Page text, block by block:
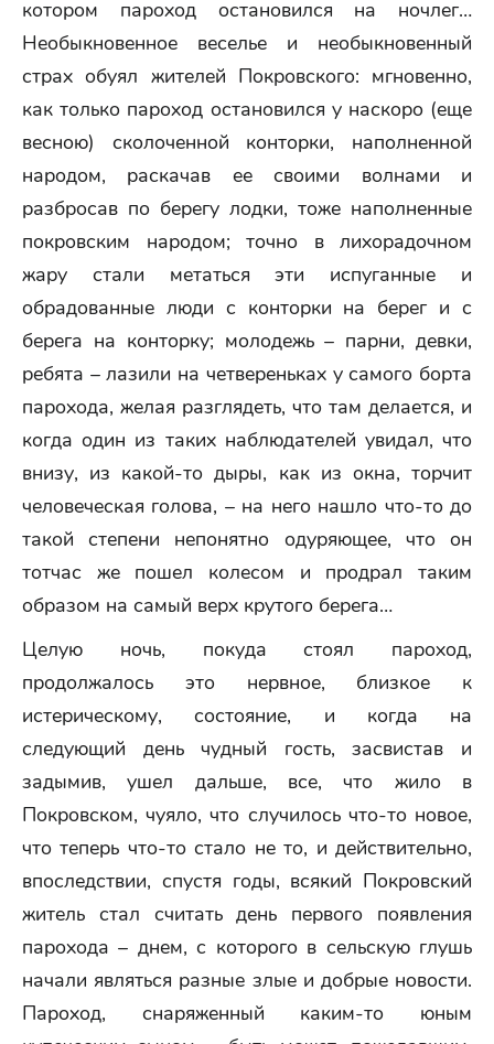
котором пароход остановился на ночлег…
Необыкновенное веселье и необыкновенный
страх обуял жителей Покровского: мгновенно,
как только пароход остановился у наскоро (еще
весною) сколоченной конторки, наполненной
народом, раскачав ее своими волнами и
разбросав по берегу лодки, тоже наполненные
покровским народом; точно в лихорадочном
жару стали метаться эти испуганные и
обрадованные люди с конторки на берег и с
берега на конторку; молодежь – парни, девки,
ребята – лазили на четвереньках у самого борта
парохода, желая разглядеть, что там делается, и
когда один из таких наблюдателей увидал, что
внизу, из какой-то дыры, как из окна, торчит
человеческая голова, – на него нашло что-то до
такой степени непонятно одуряющее, что он
тотчас же пошел колесом и продрал таким
образом на самый верх крутого берега…
Целую ночь, покуда стоял пароход,
продолжалось это нервное, близкое к
истерическому, состояние, и когда на
следующий день чудный гость, засвистав и
задымив, ушел дальше, все, что жило в
Покровском, чуяло, что случилось что-то новое,
что теперь что-то стало не то, и действительно,
впоследствии, спустя годы, всякий Покровский
житель стал считать день первого появления
парохода – днем, с которого в сельскую глушь
начали являться разные злые и добрые новости.
Пароход, снаряженный каким-то юным